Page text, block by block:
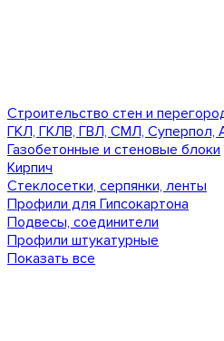
Строительство стен и
ГКЛ, ГКЛВ, ГВЛ, СМЛ, Суперпол,
Газобетонные и стеновые блоки
Кирпич
Стеклосетки, серпянки, ленты
Профили для Гипсокартона
Подвесы, соединители
Профили штукатурные
Показать все